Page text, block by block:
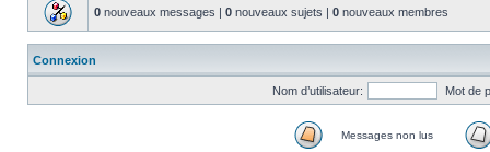
0 nouveaux messages | 0 nouveaux sujets | 0 nouveaux membres
Connexion
Nom d’utilisateur: Mot de
Messages non lus